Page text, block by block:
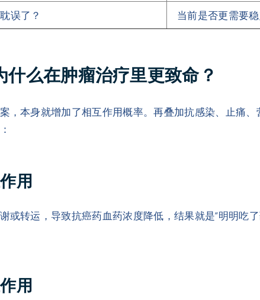
误了？ 当前是否更需要
什么在肿瘤治疗里更致命？
，本身就增加了相互作用概率。再叠加抗感染、止痛
用
或转运，导致抗癌药血药浓度降低，结果就是“明明吃
用